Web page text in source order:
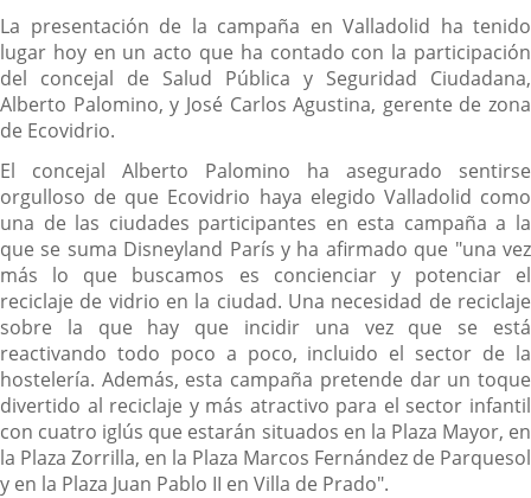
La presentación de la campaña en Valladolid ha tenido
lugar hoy en un acto que ha contado con la participación
del concejal de Salud Pública y Seguridad Ciudadana,
Alberto Palomino, y José Carlos Agustina, gerente de zona
de Ecovidrio.
El concejal Alberto Palomino ha asegurado sentirse
orgulloso de que Ecovidrio haya elegido Valladolid como
una de las ciudades participantes en esta campaña a la
que se suma Disneyland París y ha afirmado que "una vez
más lo que buscamos es concienciar y potenciar el
reciclaje de vidrio en la ciudad. Una necesidad de reciclaje
sobre la que hay que incidir una vez que se está
reactivando todo poco a poco, incluido el sector de la
hostelería. Además, esta campaña pretende dar un toque
divertido al reciclaje y más atractivo para el sector infantil
con cuatro iglús que estarán situados en la Plaza Mayor, en
la Plaza Zorrilla, en la Plaza Marcos Fernández de Parquesol
y en la Plaza Juan Pablo II en Villa de Prado".